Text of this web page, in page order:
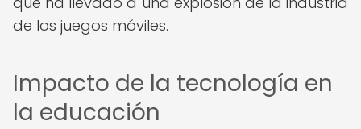
de los juegos móviles.
Impacto de la tecnología en
la educación